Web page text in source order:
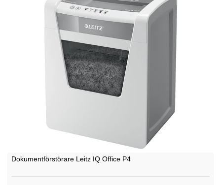
Dokumentförstörare Leitz IQ Office P4